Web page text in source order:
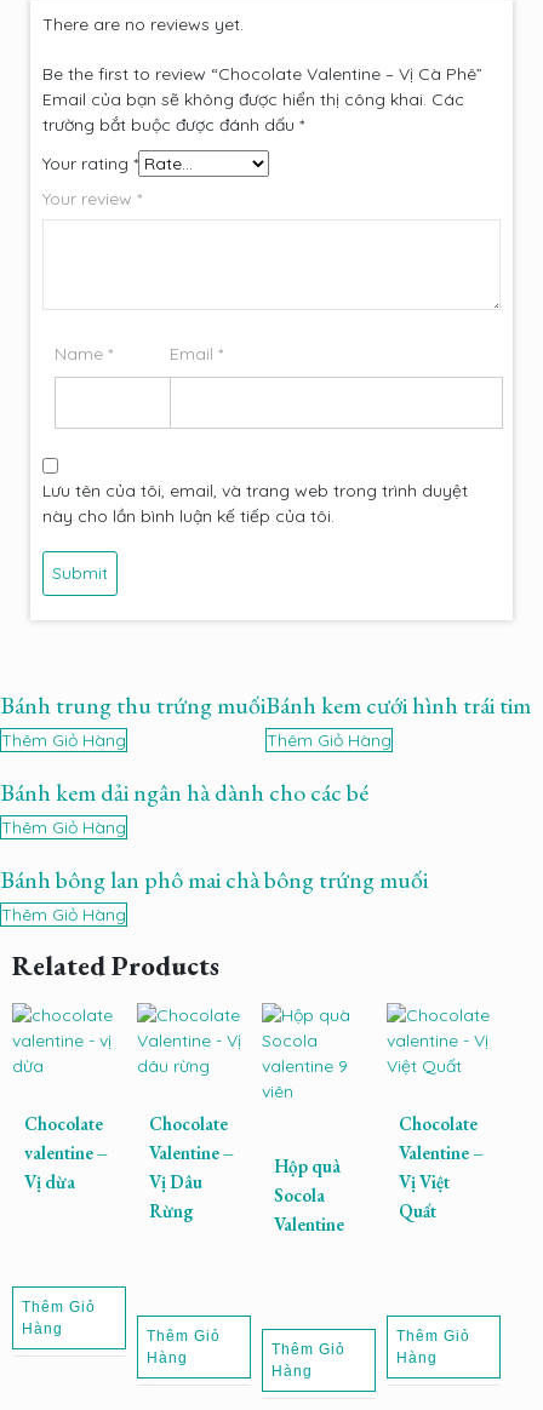
There are no reviews yet.
Be the first to review “Chocolate Valentine – Vị Cà Phê”
Email của bạn sẽ không được hiển thị công khai. Các
trường bắt buộc được đánh dấu *
Your rating *
Your review *
Name * Email *
Lưu tên của tôi, email, và trang web trong trình duyệt
này cho lần bình luận kế tiếp của tôi.
Bánh trung thu trứng muối
Thêm Giỏ Hàng
Bánh kem cưới hình trái tim
Thêm Giỏ Hàng
Bánh kem dải ngân hà dành cho các bé
Thêm Giỏ Hàng
Bánh bông lan phô mai chà bông trứng muối
Thêm Giỏ Hàng
Related Products
Chocolate
valentine –
Vị dừa
Thêm Giỏ
Hàng
Chocolate
Valentine –
Vị Dâu
Rừng
Thêm Giỏ
Hàng
Hộp quà
Socola
Valentine
Thêm Giỏ
Hàng
Chocolate
Valentine –
Vị Việt
Quất
Thêm Giỏ
Hàng